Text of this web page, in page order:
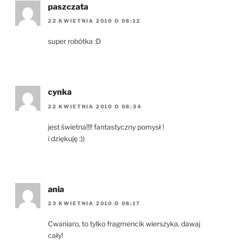
paszczata
22 KWIETNIA 2010 O 08:12
super robótka :D
cynka
22 KWIETNIA 2010 O 08:34
jest świetna!!!! fantastyczny pomysł !
i dziękuję :))
ania
23 KWIETNIA 2010 O 08:17
Cwaniaro, to tylko fragmencik wierszyka, dawaj
cały!